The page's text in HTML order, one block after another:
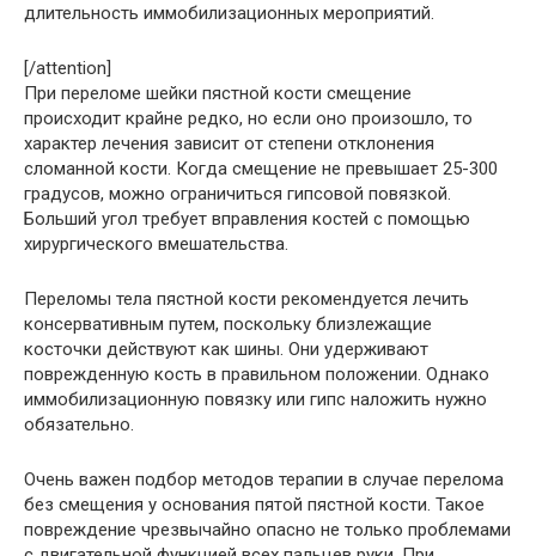
длительность иммобилизационных мероприятий.
[/attention]
При переломе шейки пястной кости смещение
происходит крайне редко, но если оно произошло, то
характер лечения зависит от степени отклонения
сломанной кости. Когда смещение не превышает 25-300
градусов, можно ограничиться гипсовой повязкой.
Больший угол требует вправления костей с помощью
хирургического вмешательства.
Переломы тела пястной кости рекомендуется лечить
консервативным путем, поскольку близлежащие
косточки действуют как шины. Они удерживают
поврежденную кость в правильном положении. Однако
иммобилизационную повязку или гипс наложить нужно
обязательно.
Очень важен подбор методов терапии в случае перелома
без смещения у основания пятой пястной кости. Такое
повреждение чрезвычайно опасно не только проблемами